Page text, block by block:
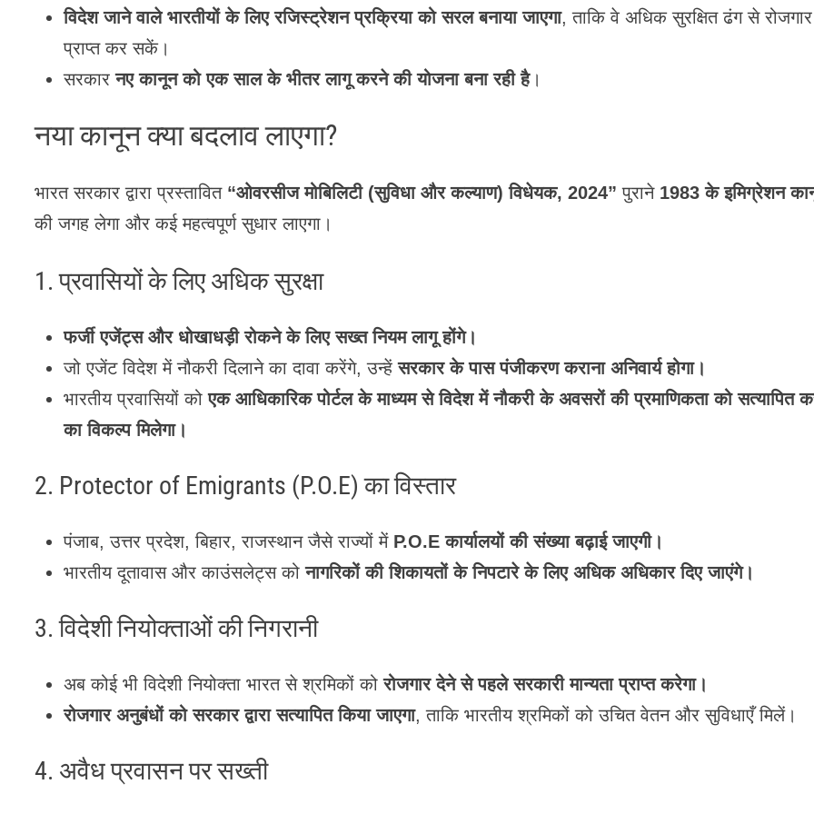
विदेश जाने वाले भारतीयों के लिए रजिस्ट्रेशन प्रक्रिया को सरल बनाया जाएगा, ताकि वे अधिक सुरक्षित ढंग से रोजगार
प्राप्त कर सकें।
सरकारनए कानून को एक साल के भीतर लागू करने की योजना बना रही है।
नया कानून क्या बदलाव लाएगा?
भारत सरकार द्वारा प्रस्तावित “ओवरसीज मोबिलिटी (सुविधा और कल्याण) विधेयक, 2024” पुराने 1983 के इमिग्रेशन
की जगह लेगा और कई महत्वपूर्ण सुधार लाएगा।
1. प्रवासियों के लिए अधिक सुरक्षा
फर्जी एजेंट्स और धोखाधड़ी रोकने के लिए सख्त नियम लागू होंगे।
जो एजेंट विदेश में नौकरी दिलाने का दावा करेंगे, उन्हेंसरकार के पास पंजीकरण कराना अनिवार्य होगा।
भारतीय प्रवासियों कोएक आधिकारिक पोर्टल के माध्यम से विदेश में नौकरी के अवसरों की प्रमाणिकता को सत्यापित
का विकल्प मिलेगा।
2. Protector of Emigrants (P.O.E) का विस्तार
पंजाब, उत्तर प्रदेश, बिहार, राजस्थान जैसे राज्यों में P.O.E कार्यालयों की संख्या बढ़ाई जाएगी।
भारतीय दूतावास और काउंसलेट्स कोनागरिकों की शिकायतों के निपटारे के लिए अधिक अधिकार दिए जाएंगे।
3. विदेशी नियोक्ताओं की निगरानी
अब कोई भी विदेशी नियोक्ता भारत से श्रमिकों कोरोजगार देने से पहले सरकारी मान्यता प्राप्त करेगा।
रोजगार अनुबंधों को सरकार द्वारा सत्यापित किया जाएगा, ताकि भारतीय श्रमिकों को उचित वेतन और सुविधाएँ मिलें।
4. अवैध प्रवासन पर सख्ती